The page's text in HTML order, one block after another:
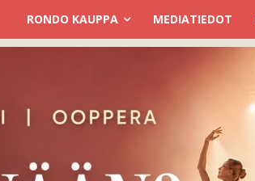
RONDO KAUPPA MEDIATIEDOT